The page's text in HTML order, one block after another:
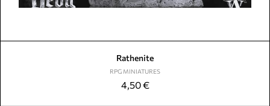
Rathenite
RPG MINIATURES
4,50€